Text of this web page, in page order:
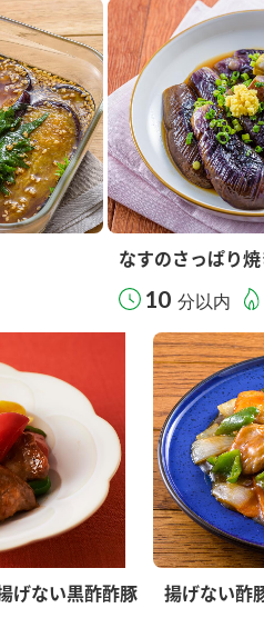
なすのさっぱり
10 分以内
げない黒酢酢豚 揚げない酢